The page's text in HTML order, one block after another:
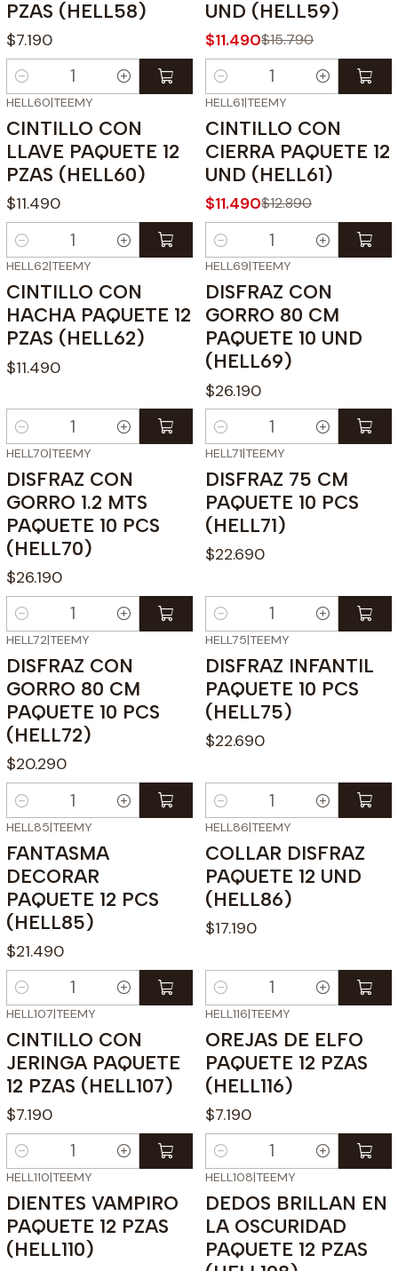
PZAS (HELL58)
$7.190
Cantidad
UND (HELL59)
$11.490$15.790
Cantidad
HELL60|TEEMY
CINTILLO CON
LLAVE PAQUETE 12
PZAS (HELL60)
$11.490
Cantidad
OFF
HELL61|TEEMY
CINTILLO CON
CIERRA PAQUETE 12
UND (HELL61)
$11.490$12.890
Cantidad
HELL62|TEEMY
CINTILLO CON
HACHA PAQUETE 12
PZAS (HELL62)
$11.490
Cantidad
HELL69|TEEMY
DISFRAZ CON
GORRO 80 CM
PAQUETE 10 UND
(HELL69)
$26.190
Cantidad
HELL70|TEEMY
DISFRAZ CON
GORRO 1.2 MTS
PAQUETE 10 PCS
(HELL70)
$26.190
Cantidad
HELL71|TEEMY
DISFRAZ 75 CM
PAQUETE 10 PCS
(HELL71)
$22.690
Cantidad
HELL72|TEEMY
DISFRAZ CON
GORRO 80 CM
PAQUETE 10 PCS
(HELL72)
$20.290
Cantidad
HELL75|TEEMY
DISFRAZ INFANTIL
PAQUETE 10 PCS
(HELL75)
$22.690
Cantidad
HELL85|TEEMY
FANTASMA
DECORAR
PAQUETE 12 PCS
(HELL85)
$21.490
Cantidad
HELL86|TEEMY
COLLAR DISFRAZ
PAQUETE 12 UND
(HELL86)
$17.190
Cantidad
HELL107|TEEMY
CINTILLO CON
JERINGA PAQUETE
12 PZAS (HELL107)
$7.190
Cantidad
HELL116|TEEMY
OREJAS DE ELFO
PAQUETE 12 PZAS
(HELL116)
$7.190
Cantidad
HELL110|TEEMY
DIENTES VAMPIRO
PAQUETE 12 PZAS
(HELL110)
HELL108|TEEMY
DEDOS BRILLAN EN
LA OSCURIDAD
PAQUETE 12 PZAS